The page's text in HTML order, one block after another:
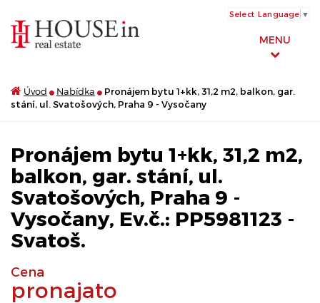
MENU
Select Language ▼
Úvod Nabídka
Pronájem bytu 1+kk, 31,2 m2, balkon, gar.
stání, ul. Svatošových, Praha 9 - Vysočany
Pronájem bytu 1+kk, 31,2 m2,
balkon, gar. stání, ul.
Svatošových, Praha 9 -
Vysočany, Ev.č.: PP5981123 -
Svatoš.
Cena
pronajato